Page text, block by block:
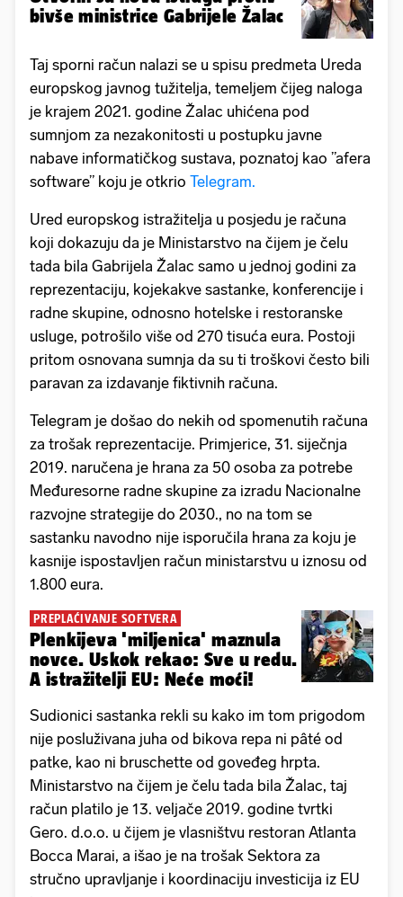
bivše ministrice Gabrijele Žalac
Taj sporni račun nalazi se u spisu predmeta Ureda
europskog javnog tužitelja, temeljem čijeg naloga
je krajem 2021. godine Žalac uhićena pod
sumnjom za nezakonitosti u postupku javne
nabave informatičkog sustava, poznatoj kao ”afera
software” koju je otkrio Telegram.
Ured europskog istražitelja u posjedu je računa
koji dokazuju da je Ministarstvo na čijem je čelu
tada bila Gabrijela Žalac samo u jednoj godini za
reprezentaciju, kojekakve sastanke, konferencije i
radne skupine, odnosno hotelske i restoranske
usluge, potrošilo više od 270 tisuća eura. Postoji
pritom osnovana sumnja da su ti troškovi često bili
paravan za izdavanje fiktivnih računa.
Telegram je došao do nekih od spomenutih računa
za trošak reprezentacije. Primjerice, 31. siječnja
2019. naručena je hrana za 50 osoba za potrebe
Međuresorne radne skupine za izradu Nacionalne
razvojne strategije do 2030., no na tom se
sastanku navodno nije isporučila hrana za koju je
kasnije ispostavljen račun ministarstvu u iznosu od
1.800 eura.
PREPLAĆIVANJE SOFTVERA
Plenkijeva 'miljenica' maznula
novce. Uskok rekao: Sve u redu.
A istražitelji EU: Neće moći!
Sudionici sastanka rekli su kako im tom prigodom
nije posluživana juha od bikova repa ni pâté od
patke, kao ni bruschette od goveđeg hrpta.
Ministarstvo na čijem je čelu tada bila Žalac, taj
račun platilo je 13. veljače 2019. godine tvrtki
Gero. d.o.o. u čijem je vlasništvu restoran Atlanta
Bocca Marai, a išao je na trošak Sektora za
stručno upravljanje i koordinaciju investicija iz EU